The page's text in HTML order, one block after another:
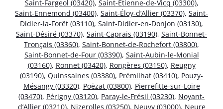
Saint-Fargeol (03420), Saint-Étienne-de-Vicq (03300),
Saint-Ennemond (03400), Saint-Éloy-d’Allier (03370), Saint-
Didier-la-Forêt (03110), Saint-Didier-en-Donjon (03130),
Saint-Désiré (03370), Saint-Caprais (03190), Saint-Bonnet-
Tronçais (03360), Saint-Bonnet-de-Rochefort (03800),
Saint-Bonnet-de-Four (03390), Saint-Aubin-le-Monial
(03160), Ronnet (03420), Rongères (03150), Reugny
(03190), Quinssaines (03380), Prémilhat (03410), Pouzy-
Mésangy (03320), Poëzat (03800), Pierrefitte-sur-Loire
(03470), Périgny (03120), Paray-le-Frésil (03230), Noyant-
d’Allier (03210), Nizerolles (03250), Neuvy (03000), Neure